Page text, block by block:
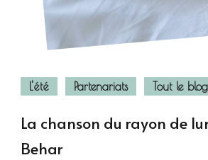
L'été Partenariats Tout le blog
La chanson du rayon de
Behar